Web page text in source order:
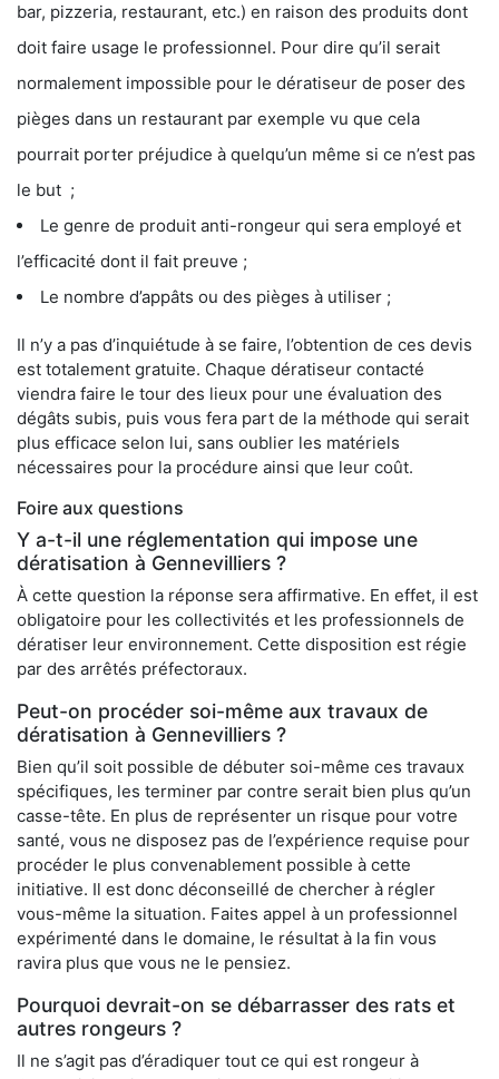
bar, pizzeria, restaurant, etc.) en raison des produits dont
doit faire usage le professionnel. Pour dire qu’il serait
normalement impossible pour le dératiseur de poser des
pièges dans un restaurant par exemple vu que cela
pourrait porter préjudice à quelqu’un même si ce n’est pas
le but ;
Le genre de produit anti-rongeur qui sera employé et
l’efficacité dont il fait preuve ;
Le nombre d’appâts ou des pièges à utiliser ;
Il n’y a pas d’inquiétude à se faire, l’obtention de ces devis
est totalement gratuite. Chaque dératiseur contacté
viendra faire le tour des lieux pour une évaluation des
dégâts subis, puis vous fera part de la méthode qui serait
plus efficace selon lui, sans oublier les matériels
nécessaires pour la procédure ainsi que leur coût.
Foire aux questions
Y a-t-il une réglementation qui impose une
dératisation à Gennevilliers ?
À cette question la réponse sera affirmative. En effet, il est
obligatoire pour les collectivités et les professionnels de
dératiser leur environnement. Cette disposition est régie
par des arrêtés préfectoraux.
Peut-on procéder soi-même aux travaux de
dératisation à Gennevilliers ?
Bien qu’il soit possible de débuter soi-même ces travaux
spécifiques, les terminer par contre serait bien plus qu’un
casse-tête. En plus de représenter un risque pour votre
santé, vous ne disposez pas de l’expérience requise pour
procéder le plus convenablement possible à cette
initiative. Il est donc déconseillé de chercher à régler
vous-même la situation. Faites appel à un professionnel
expérimenté dans le domaine, le résultat à la fin vous
ravira plus que vous ne le pensiez.
Pourquoi devrait-on se débarrasser des rats et
autres rongeurs ?
Il ne s’agit pas d’éradiquer tout ce qui est rongeur à